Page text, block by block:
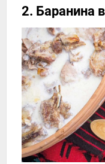
2. Баранина